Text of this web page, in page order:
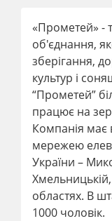
«Прометей» -
об'єднання,
зберігання,
культур і
“Прометей”
працює на
Компанія має
мережею
України –
Хмельницькій,
областях. В
1000 чоловік.